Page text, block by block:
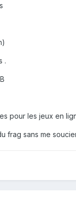
.
pour les jeux en
frag sans me